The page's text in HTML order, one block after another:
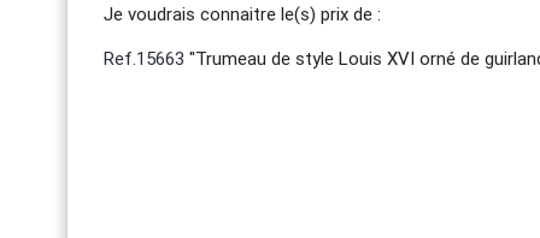
Je voudrais connaitre le(s) prix de :
Ref.15663 "Trumeau de style Louis XVI orné de